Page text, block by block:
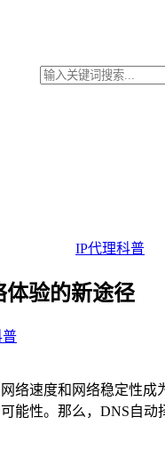
IP代理科普
体验的新途径
普
络速度和网络稳定性成
能性。那么，DNS自动